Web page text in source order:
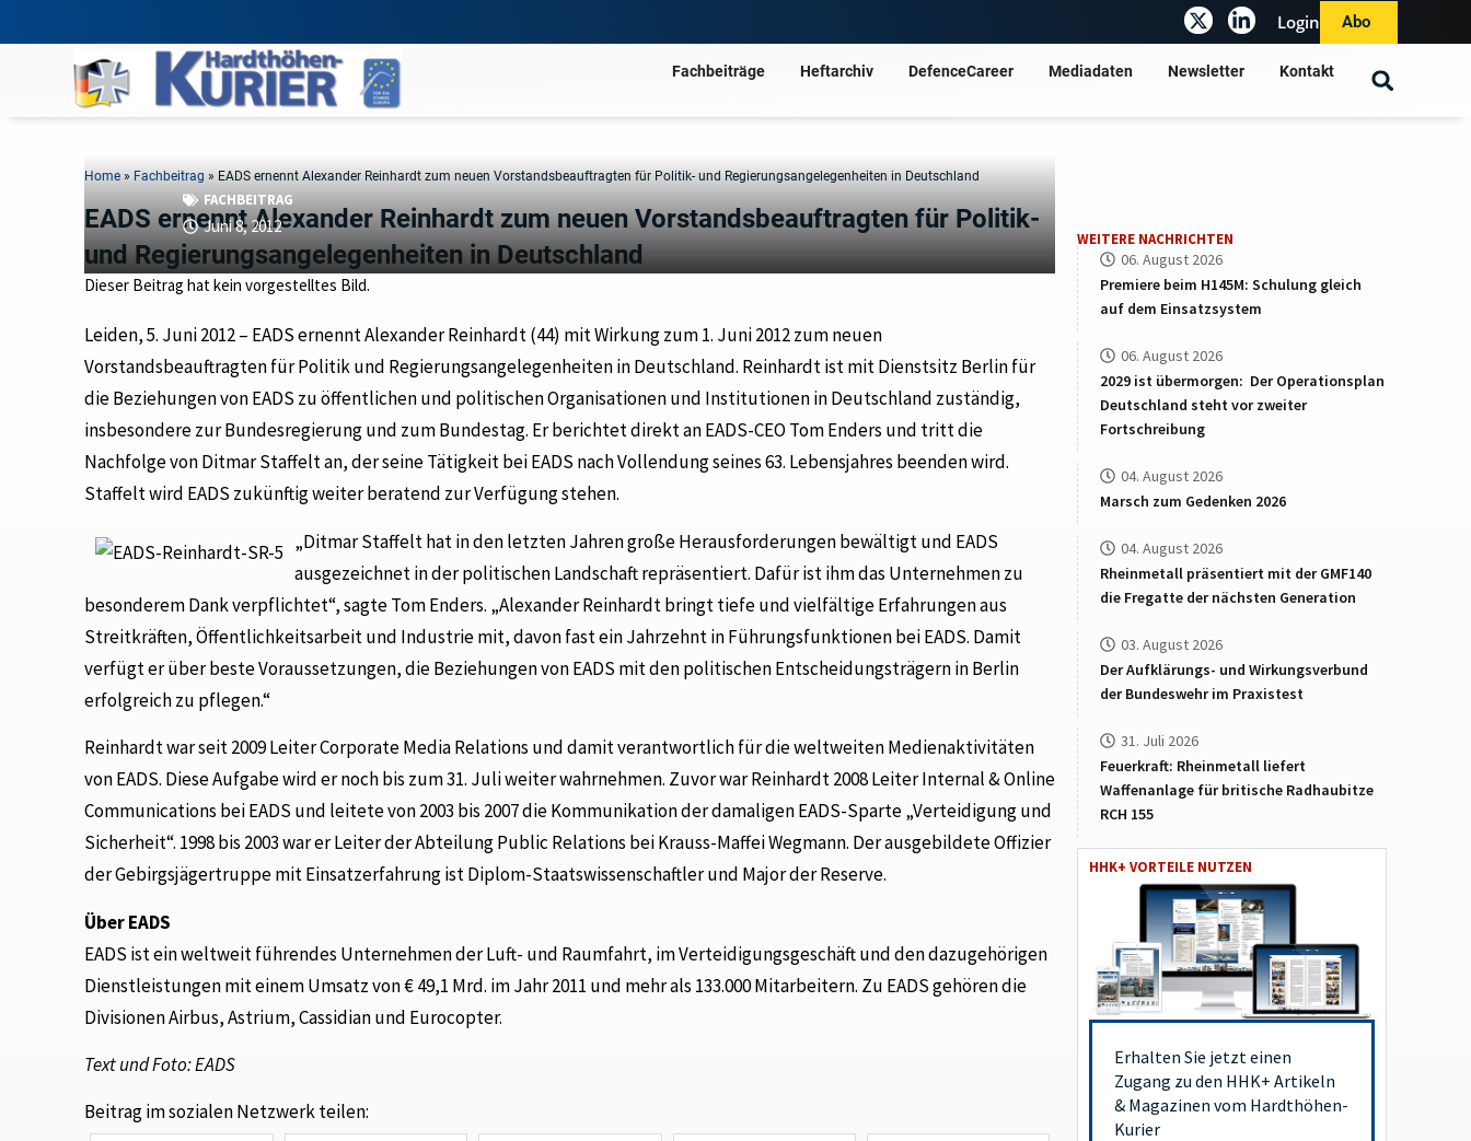
Login Abo
Fachbeiträge Heftarchiv DefenceCareer Mediadaten Newsletter Kontakt
Home » Fachbeitrag » EADS ernennt Alexander Reinhardt zum neuen Vorstandsbeauftragten für Politik- und Regierungsangelegenheiten in Deutschland
EADS ernennt Alexander Reinhardt zum neuen Vorstandsbeauftragten für Politik-
und Regierungsangelegenheiten in Deutschland
FACHBEITRAG
Juni 8, 2012
Dieser Beitrag hat kein vorgestelltes Bild.
Leiden, 5. Juni 2012 – EADS ernennt Alexander Reinhardt (44) mit Wirkung zum 1. Juni 2012 zum neuen
Vorstandsbeauftragten für Politik und Regierungsangelegenheiten in Deutschland. Reinhardt ist mit Dienstsitz Berlin für
die Beziehungen von EADS zu öffentlichen und politischen Organisationen und Institutionen in Deutschland zuständig,
insbesondere zur Bundesregierung und zum Bundestag. Er berichtet direkt an EADS-CEO Tom Enders und tritt die
Nachfolge von Ditmar Staffelt an, der seine Tätigkeit bei EADS nach Vollendung seines 63. Lebensjahres beenden wird.
Staffelt wird EADS zukünftig weiter beratend zur Verfügung stehen.
„Ditmar Staffelt hat in den letzten Jahren große Herausforderungen bewältigt und EADS
ausgezeichnet in der politischen Landschaft repräsentiert. Dafür ist ihm das Unternehmen zu
besonderem Dank verpflichtet“, sagte Tom Enders. „Alexander Reinhardt bringt tiefe und vielfältige Erfahrungen aus
Streitkräften, Öffentlichkeitsarbeit und Industrie mit, davon fast ein Jahrzehnt in Führungsfunktionen bei EADS. Damit
verfügt er über beste Voraussetzungen, die Beziehungen von EADS mit den politischen Entscheidungsträgern in Berlin
erfolgreich zu pflegen.“
Reinhardt war seit 2009 Leiter Corporate Media Relations und damit verantwortlich für die weltweiten Medienaktivitäten
von EADS. Diese Aufgabe wird er noch bis zum 31. Juli weiter wahrnehmen. Zuvor war Reinhardt 2008 Leiter Internal & Online
Communications bei EADS und leitete von 2003 bis 2007 die Kommunikation der damaligen EADS-Sparte „Verteidigung und
Sicherheit“. 1998 bis 2003 war er Leiter der Abteilung Public Relations bei Krauss-Maffei Wegmann. Der ausgebildete Offizier
der Gebirgsjägertruppe mit Einsatzerfahrung ist Diplom-Staatswissenschaftler und Major der Reserve.
Über EADS
EADS ist ein weltweit führendes Unternehmen der Luft- und Raumfahrt, im Verteidigungsgeschäft und den dazugehörigen
Dienstleistungen mit einem Umsatz von € 49,1 Mrd. im Jahr 2011 und mehr als 133.000 Mitarbeitern. Zu EADS gehören die
Divisionen Airbus, Astrium, Cassidian und Eurocopter.
Text und Foto: EADS
Beitrag im sozialen Netzwerk teilen:
WEITERE NACHRICHTEN
06. August 2026
Premiere beim H145M: Schulung gleich
auf dem Einsatzsystem
06. August 2026
2029 ist übermorgen: Der Operationsplan
Deutschland steht vor zweiter
Fortschreibung
04. August 2026
Marsch zum Gedenken 2026
04. August 2026
Rheinmetall präsentiert mit der GMF140
die Fregatte der nächsten Generation
03. August 2026
Der Aufklärungs- und Wirkungsverbund
der Bundeswehr im Praxistest
31. Juli 2026
Feuerkraft: Rheinmetall liefert
Waffenanlage für britische Radhaubitze
RCH 155
HHK+ VORTEILE NUTZEN
Erhalten Sie jetzt einen
Zugang zu den HHK+ Artikeln
& Magazinen vom Hardthöhen-
Kurier